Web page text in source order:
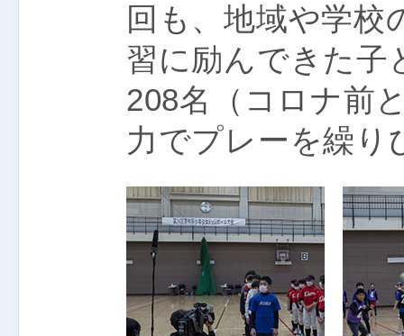
回も、地域や学校
習に励んできた子
208名（コロナ前
力でプレーを繰り